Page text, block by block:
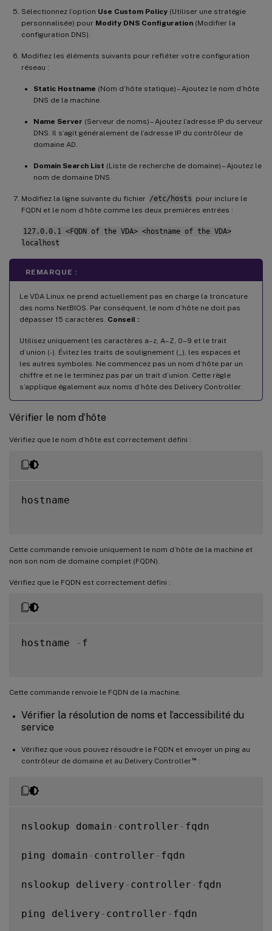
Sélectionnez l’option Use Custom Policy (Utiliser une stratégie
personnalisée) pour Modify DNS Configuration (Modifier la
configuration DNS).
Modifiez les éléments suivants pour refléter votre configuration
réseau :
Static Hostname (Nom d’hôte statique) – Ajoutez le nom d’hôte
DNS de la machine.
Name Server (Serveur de noms) – Ajoutez l’adresse IP du serveur
DNS. Il s’agit généralement de l’adresse IP du contrôleur de
domaine AD.
Domain Search List (Liste de recherche de domaine) – Ajoutez le
nom de domaine DNS.
Modifiez la ligne suivante du fichier /etc/hosts pour inclure le
FQDN et le nom d’hôte comme les deux premières entrées :
127.0.0.1 <FQDN of the VDA> <hostname of the VDA>
localhost
REMARQUE :
Le VDA Linux ne prend actuellement pas en charge la troncature
des noms NetBIOS. Par conséquent, le nom d’hôte ne doit pas
dépasser 15 caractères. Conseil :
Utilisez uniquement les caractères a–z, A–Z, 0–9 et le trait
d’union (-). Évitez les traits de soulignement (_), les espaces et
les autres symboles. Ne commencez pas un nom d’hôte par un
chiffre et ne le terminez pas par un trait d’union. Cette règle
s’applique également aux noms d’hôte des Delivery Controller.
Vérifier le nom d’hôte
Vérifiez que le nom d’hôte est correctement défini :
hostname
Cette commande renvoie uniquement le nom d’hôte de la machine et
non son nom de domaine complet (FQDN).
Vérifiez que le FQDN est correctement défini :
hostname - f
Cette commande renvoie le FQDN de la machine.
Vérifier la résolution de noms et l’accessibilité du
service
Vérifiez que vous pouvez résoudre le FQDN et envoyer un ping au
contrôleur de domaine et au Delivery Controller™:
nslookup domain - controller - fqdn
ping domain - controller - fqdn
nslookup delivery - controller - fqdn
ping delivery - controller - fqdn